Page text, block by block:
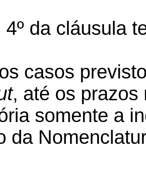
4º da cláusula
casos
, até os prazos
somente a
da